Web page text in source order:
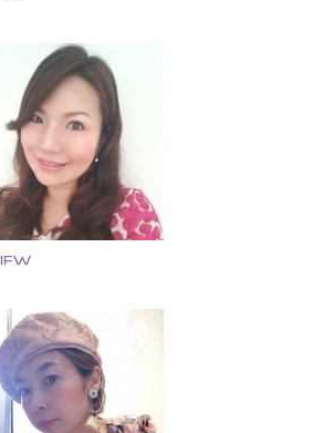
ブランカ 代表 国家資格キャリアコン
ラーリーディングインストラクター
ナー
事務所にて勤務と同時にアクセサリ
し、２１年目になります。 セレクト
クリニック、百貨店等様々な委託先